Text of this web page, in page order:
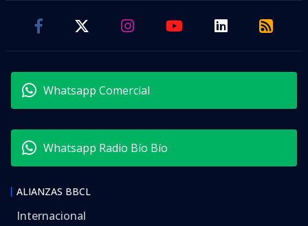
Whatsapp Comercial
Whatsapp Radio Bío Bío
ALIANZAS BBCL
Internacional